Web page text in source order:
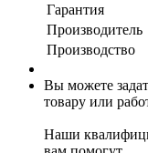
Гарантия
Производитель
Производство
Вы можете
товару или
Наши